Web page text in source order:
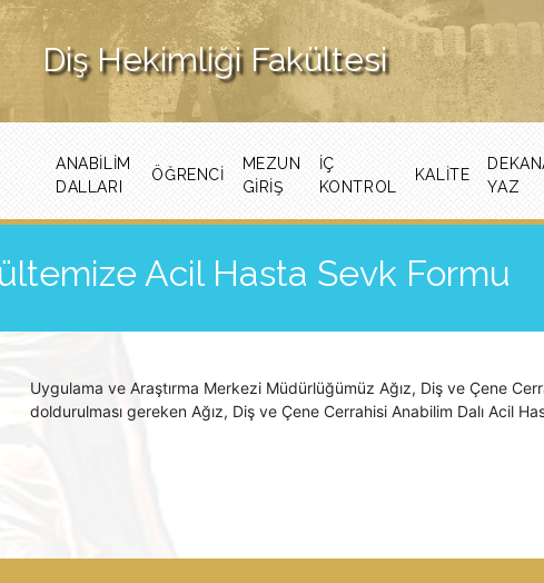
Diş Hekimliği Fakültesi
ANABILIM
DALLARI
ÖĞRENCI
MEZUN
GİRİŞ
İÇ
KONTROL
KALITE
YAZ
Acil Hasta Sevk Formu
Uygulama ve Araştırma Merkezi Müdürlüğümüz Ağız, Diş ve Çene
doldurulması gereken Ağız, Diş ve Çene Cerrahisi Anabilim Dalı Acil